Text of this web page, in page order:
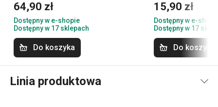
64,90 zł
Dostępny w e-shopie
Dostępny w 17 sklepach
Do koszyka
15,90 zł
Dostępny w e-
Dostępny w 17
Do koszyka
Linia produktowa